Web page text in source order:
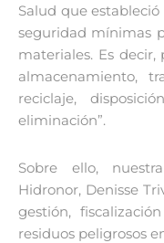
Salud que
seguridad mínimas
materiales. Es decir,
almacenamiento,
reciclaje,
eliminación”.
Sobre ello,
Hidronor, Denisse
gestión,
residuos peligrosos